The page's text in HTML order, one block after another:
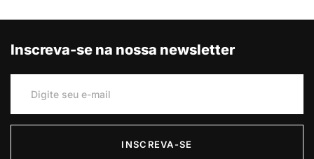
Inscreva-se na nossa newsletter
INSCREVA-SE